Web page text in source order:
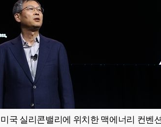
국 실리콘밸리에 위치한 맥에너리 컨벤